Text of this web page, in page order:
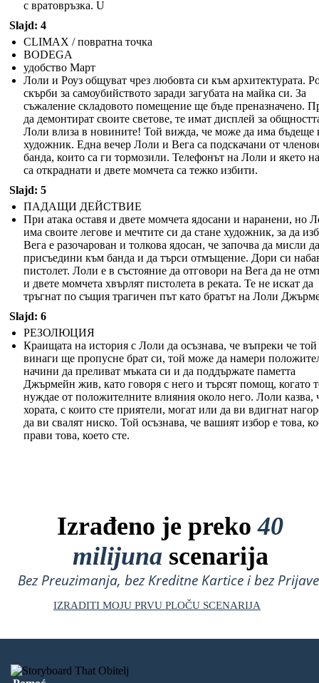
с вратовръзка. U
Slajd: 4
CLIMAX / повратна точка
BODEGA
удобство Март
Лоли и Роуз общуват чрез любовта си към архитектурата.
скърби за самоубийството заради загубата на майка си. За
съжаление складовото помещение ще бъде преназначено.
да демонтират своите светове, те имат дисплей за
Лоли влиза в новините! Той вижда, че може да има бъдеще
художник. Една вечер Лоли и Вега са подскачани от
банда, които са ги тормозили. Телефонът на Лоли и якето
са откраднати и двете момчета са тежко избити.
Slajd: 5
ПАДАЩИ ДЕЙСТВИЕ
При атака оставя и двете момчета ядосани и наранени, но
има своите легове и мечтите си да стане художник, за да
Вега е разочарован и толкова ядосан, че започва да мисли
присъедини към банда и да търси отмъщение. Дори си
пистолет. Лоли е в състояние да отговори на Вега да не
и двете момчета хвърлят пистолета в реката. Те не искат да
тръгнат по същия трагичен път като братът на Лоли
Slajd: 6
РЕЗОЛЮЦИЯ
Краищата на история с Лоли да осъзнава, че въпреки че той
винаги ще пропусне брат си, той може да намери
начини да преливат мъката си и да поддържате паметта
Джърмейн жив, като говоря с него и търсят помощ, когато
нуждае от положителните влияния около него. Лоли казва,
хората, с които сте приятели, могат или да ви вдигнат
да ви свалят ниско. Той осъзнава, че вашият избор е това,
прави това, което сте.
Izrađeno je preko40
milijuna scenarija
Bez Preuzimanja, bez Kreditne Kartice i bez
IZRADITI MOJU PRVU PLOČU SCENARIJA